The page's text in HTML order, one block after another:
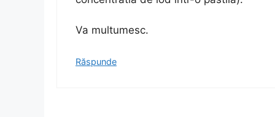
Va multumesc.
Răspunde